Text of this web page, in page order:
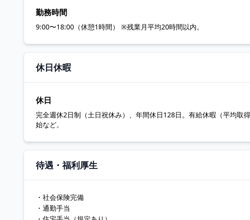
勤務時間
9:00〜18:00（休憩1時間） ※残業月平均20時間以内。
休日休暇
休日
完全週休2日制（土日祝休み）、年間休日128日。有給休暇（平均
始など。
待遇・福利厚生
・社会保険完備
・通勤手当